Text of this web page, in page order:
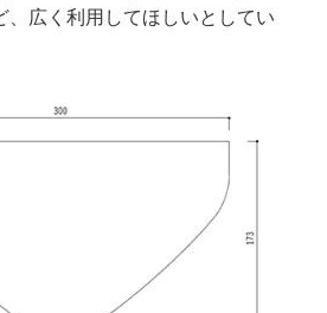
、広く利用してほしいとしてい